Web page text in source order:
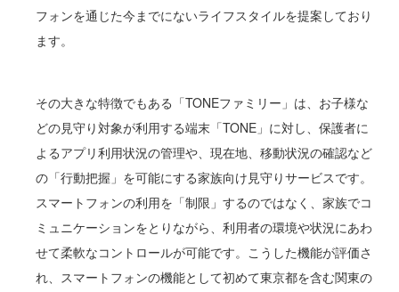
フォンを通じた今までにないライフスタイルを提案しており
ます。
その大きな特徴でもある「TONEファミリー」は、お子様な
どの見守り対象が利用する端末「TONE」に対し、保護者に
よるアプリ利用状況の管理や、現在地、移動状況の確認など
の「行動把握」を可能にする家族向け見守りサービスです。
スマートフォンの利用を「制限」するのではなく、家族でコ
ミュニケーションをとりながら、利用者の環境や状況にあわ
せて柔軟なコントロールが可能です。こうした機能が評価さ
れ、スマートフォンの機能として初めて東京都を含む関東の